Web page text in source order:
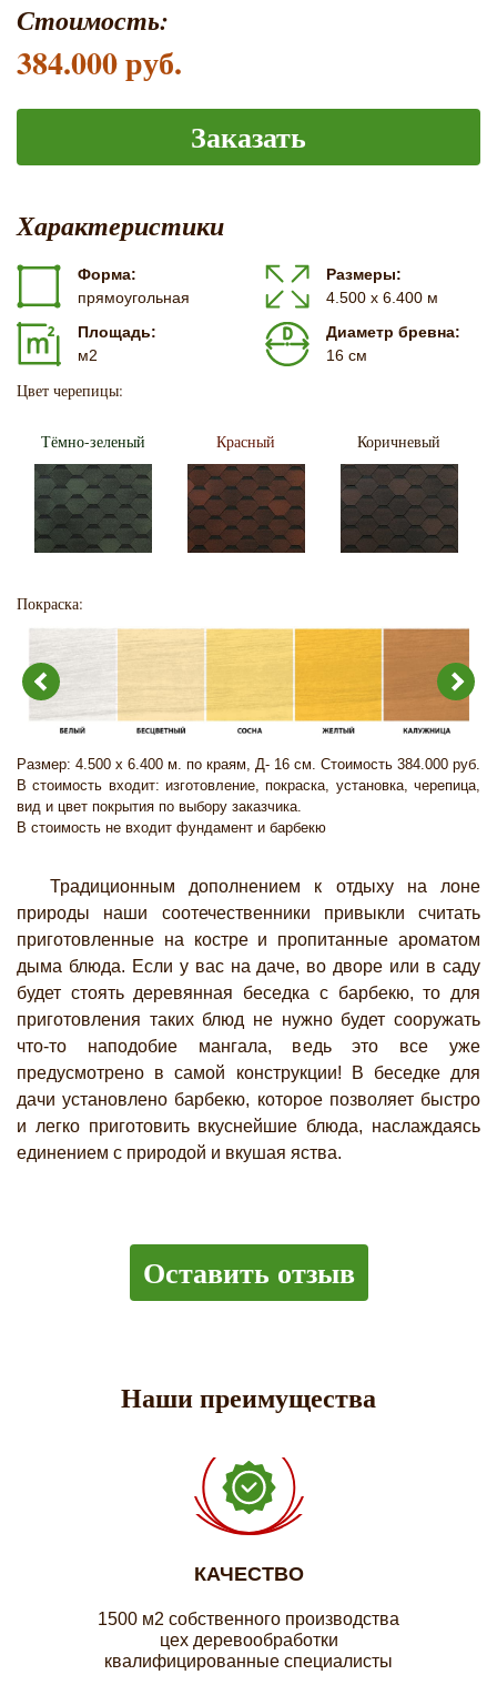
Стоимость:
384.000 руб.
Заказать
Характеристики
Форма:
прямоугольная
Размеры:
4.500 х 6.400 м
Площадь:
м2
Диаметр бревна:
16 см
Цвет черепицы:
Тёмно-зеленый Красный Коричневый
Покраска:
Размер: 4.500 х 6.400 м. по краям, Д- 16 см. Стоимость 384.000 руб.
В стоимость входит: изготовление, покраска, установка, черепица,
вид и цвет покрытия по выбору заказчика.
В стоимость не входит фундамент и барбекю
Традиционным дополнением к отдыху на лоне
природы наши соотечественники привыкли считать
приготовленные на костре и пропитанные ароматом
дыма блюда. Если у вас на даче, во дворе или в саду
будет стоять деревянная беседка с барбекю, то для
приготовления таких блюд не нужно будет сооружать
что-то наподобие мангала, ведь это все уже
предусмотрено в самой конструкции! В беседке для
дачи установлено барбекю, которое позволяет быстро
и легко приготовить вкуснейшие блюда, наслаждаясь
единением с природой и вкушая яства.
Оставить отзыв
Наши преимущества
КАЧЕСТВО
1500 м2 собственного производства
цех деревообработки
квалифицированные специалисты